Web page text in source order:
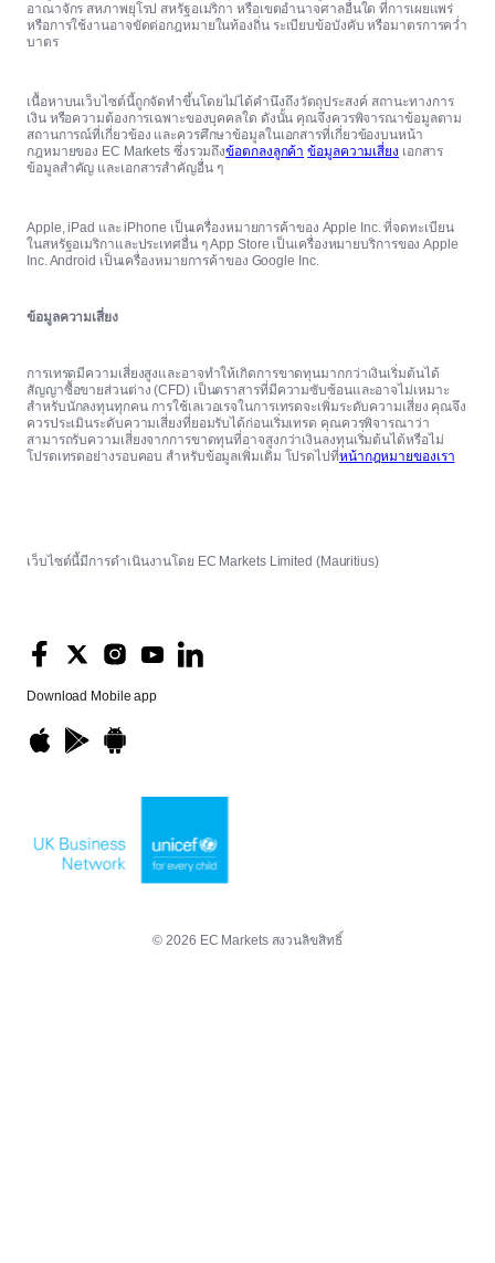
อาณาจักร สหภาพยุโรป สหรัฐอเมริกา หรือเขตอำนาจศาลอื่นใด ที่การเผยแพร่
หรือการใช้งานอาจขัดต่อกฎหมายในท้องถิ่น ระเบียบข้อบังคับ หรือมาตรการคว่ำ
บาตร
เนื้อหาบนเว็บไซต์นี้ถูกจัดทำขึ้นโดยไม่ได้คำนึงถึงวัตถุประสงค์ สถานะทางการ
เงิน หรือความต้องการเฉพาะของบุคคลใด ดังนั้น คุณจึงควรพิจารณาข้อมูลตาม
สถานการณ์ที่เกี่ยวข้อง และควรศึกษาข้อมูลในเอกสารที่เกี่ยวข้องบนหน้า
กฎหมายของ EC Markets ซึ่งรวมถึงข้อตกลงลูกค้า ข้อมูลความเสี่ยง เอกสาร
ข้อมูลสำคัญ และเอกสารสำคัญอื่น ๆ
Apple, iPad และ iPhone เป็นเครื่องหมายการค้าของ Apple Inc. ที่จดทะเบียน
ในสหรัฐอเมริกาและประเทศอื่น ๆ App Store เป็นเครื่องหมายบริการของ Apple
Inc. Android เป็นเครื่องหมายการค้าของ Google Inc.
ข้อมูลความเสี่ยง
การเทรดมีความเสี่ยงสูงและอาจทำให้เกิดการขาดทุนมากกว่าเงินเริ่มต้นได้
สัญญาซื้อขายส่วนต่าง (CFD) เป็นตราสารที่มีความซับซ้อนและอาจไม่เหมาะ
สำหรับนักลงทุนทุกคน การใช้เลเวอเรจในการเทรดจะเพิ่มระดับความเสี่ยง คุณจึง
ควรประเมินระดับความเสี่ยงที่ยอมรับได้ก่อนเริ่มเทรด คุณควรพิจารณาว่า
สามารถรับความเสี่ยงจากการขาดทุนที่อาจสูงกว่าเงินลงทุนเริ่มต้นได้หรือไม่
โปรดเทรดอย่างรอบคอบ สำหรับข้อมูลเพิ่มเติม โปรดไปที่หน้ากฎหมายของเรา
Download Mobile app
เว็บไซต์นี้มีการดำเนินงานโดย EC Markets Limited (Mauritius)
© 2026 EC Markets สงวนลิขสิทธิ์